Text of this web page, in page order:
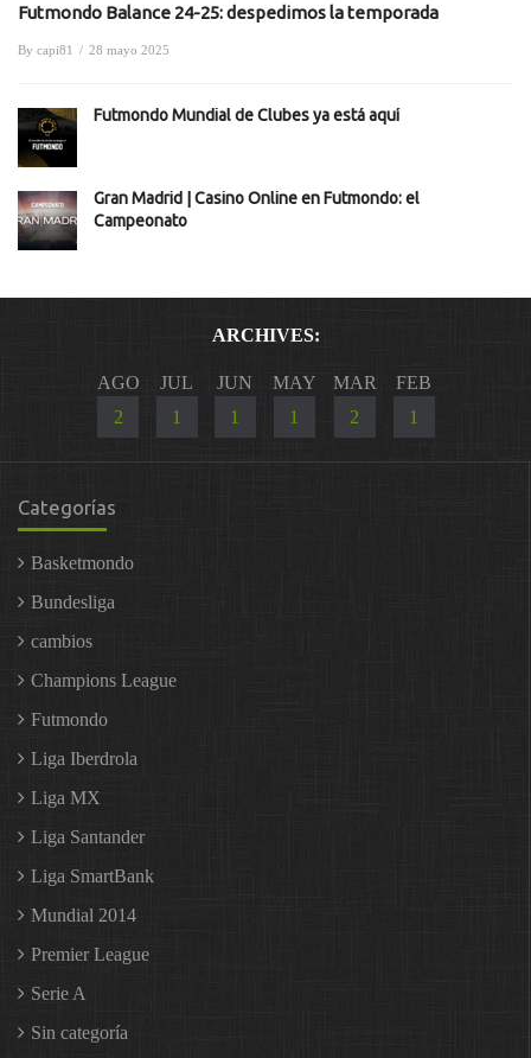
Futmondo Balance 24-25: despedimos la temporada
By capi81 / 28 mayo 2025
Futmondo Mundial de Clubes ya está aquí
Gran Madrid | Casino Online en Futmondo: el
Campeonato
ARCHIVES:
AGO
2
JUL
1
JUN
1
MAY
1
MAR
2
FEB
1
Categorías
Basketmondo
Bundesliga
cambios
Champions League
Futmondo
Liga Iberdrola
Liga MX
Liga Santander
Liga SmartBank
Mundial 2014
Premier League
Serie A
Sin categoría